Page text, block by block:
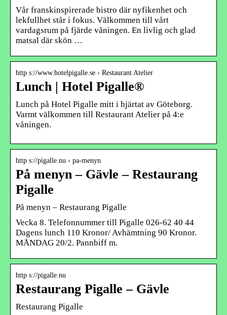
Vår franskinspirerade bistro där nyfikenhet och
lekfullhet står i fokus. Välkommen till vårt
vardagsrum på fjärde våningen. En livlig och glad
matsal där skön …
http s://www.hotelpigalle.se › Restaurant Atelier
Lunch | Hotel Pigalle®
Lunch på Hotel Pigalle mitt i hjärtat av Göteborg.
Varmt välkommen till Restaurant Atelier på 4:e
våningen.
http s://pigalle.nu › pa-menyn
På menyn – Gävle – Restaurang
Pigalle
På menyn – Restaurang Pigalle
Vecka 8. Telefonnummer till Pigalle 026-62 40 44
Dagens lunch 110 Kronor/ Avhämtning 90 Kronor.
MÅNDAG 20/2. Pannbiff m.
http s://pigalle.nu
Restaurang Pigalle – Gävle
Restaurang Pigalle